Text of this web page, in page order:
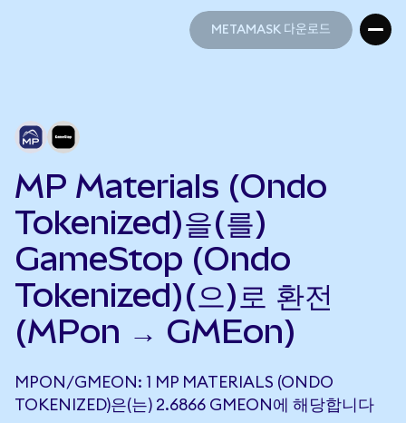
METAMASK 다운로드
MP Materials (Ondo
Tokenized)을(를)
GameStop (Ondo
Tokenized)(으)로 환전
(MPon → GMEon)
MPON/GMEON: 1 MP MATERIALS (ONDO
TOKENIZED)은(는) 2.6866 GMEON에 해당합니다